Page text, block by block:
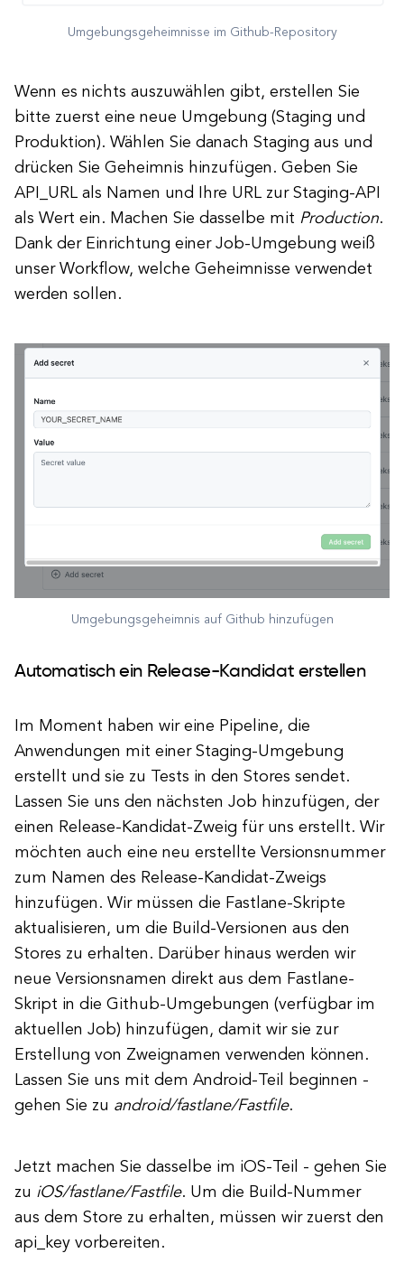
Umgebungsgeheimnisse im Github-Repository
Wenn es nichts auszuwählen gibt, erstellen Sie
bitte zuerst eine neue Umgebung (Staging und
Produktion). Wählen Sie danach Staging aus und
drücken Sie Geheimnis hinzufügen. Geben Sie
API_URL als Namen und Ihre URL zur Staging-API
als Wert ein. Machen Sie dasselbe mit Production.
Dank der Einrichtung einer Job-Umgebung weiß
unser Workflow, welche Geheimnisse verwendet
werden sollen.
Umgebungsgeheimnis auf Github hinzufügen
Automatisch ein Release-Kandidat erstellen
Im Moment haben wir eine Pipeline, die
Anwendungen mit einer Staging-Umgebung
erstellt und sie zu Tests in den Stores sendet.
Lassen Sie uns den nächsten Job hinzufügen, der
einen Release-Kandidat-Zweig für uns erstellt. Wir
möchten auch eine neu erstellte Versionsnummer
zum Namen des Release-Kandidat-Zweigs
hinzufügen. Wir müssen die Fastlane-Skripte
aktualisieren, um die Build-Versionen aus den
Stores zu erhalten. Darüber hinaus werden wir
neue Versionsnamen direkt aus dem Fastlane-
Skript in die Github-Umgebungen (verfügbar im
aktuellen Job) hinzufügen, damit wir sie zur
Erstellung von Zweignamen verwenden können.
Lassen Sie uns mit dem Android-Teil beginnen -
gehen Sie zu android/fastlane/Fastfile.
Jetzt machen Sie dasselbe im iOS-Teil - gehen Sie
zu iOS/fastlane/Fastfile. Um die Build-Nummer
aus dem Store zu erhalten, müssen wir zuerst den
api_key vorbereiten.